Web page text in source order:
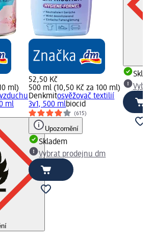
ml)
ml
52,50 Kč
500 ml (10,50 Kč za 100 ml)
Denkmitosvěžovač textilií
3v1, 500 mlbiocid
(615)
Upozornění
Skladem
Vybrat prodejnu dm